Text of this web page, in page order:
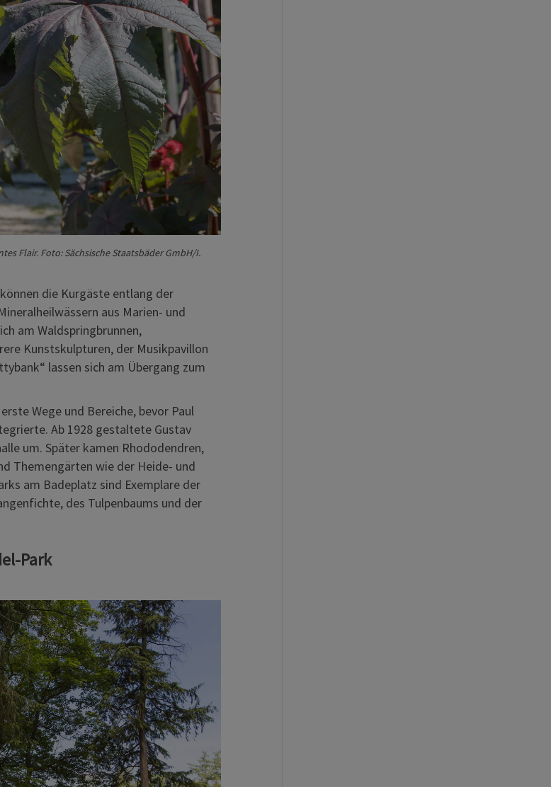
Flair. Foto: Sächsische Staatsbäder GmbH/I.
die Kurgäste entlang der
aus Marien- und
am Waldspringbrunnen,
Kunstskulpturen, der Musikpavillon
lassen sich am Übergang zum
Wege und Bereiche, bevor Paul
Ab 1928 gestaltete Gustav
um. Später kamen Rhododendren,
Themengärten wie der Heide- und
am Badeplatz sind Exemplare der
des Tulpenbaums und der
Park